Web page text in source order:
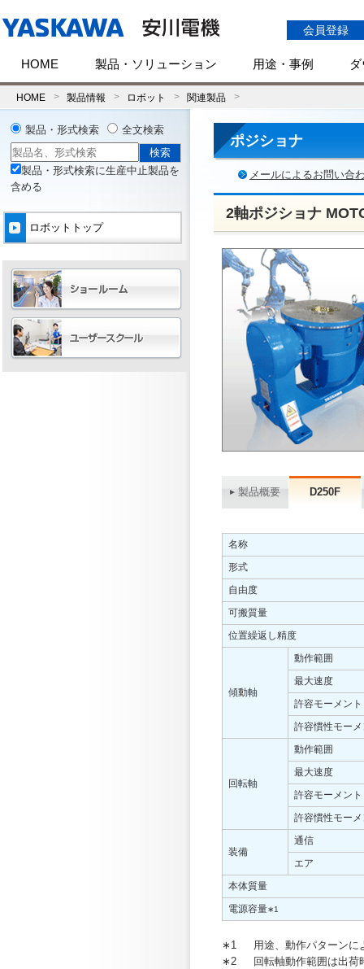
会員登録
HOME 製品・ソリューション 用途・事例
HOME 製品情報 ロボット 関連製品
ポジショナ
メールによるお問い合
2軸ポジショナ
製品概要 D250F
名称
形式
自由度
可搬質量
位置繰返し精度
傾動軸
動作範囲
最大速度
許容モーメント
許容慣性モー
回転軸
動作範囲
最大速度
許容モーメント
許容慣性モー
装備
通信
エア
本体質量
電源容量∗1
∗1
用途、動作パターンに
∗2
回転軸動作範囲は出
製品・形式検索 全文検索
製品・形式検索に生産中止製品を
含める
ロボットトップ